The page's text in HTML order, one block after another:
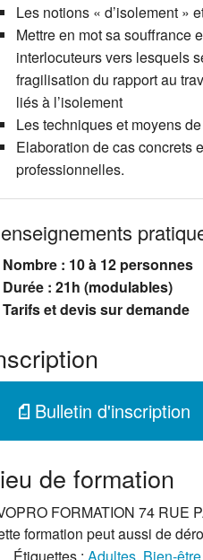
Les notions « d’isolement »
Mettre en mot sa souffrance
interlocuteurs vers lesquels
fragilisation du rapport au
liés à l’isolement
Les techniques et moyens
Elaboration de cas concrets
professionnelles.
Nombre : 10 à 12 personnes
Durée : 21h (modulables)
Tarifs et devis sur demande
Bulletin d'inscription
de formation
FORMATION 74 RUE
formation peut aussi de